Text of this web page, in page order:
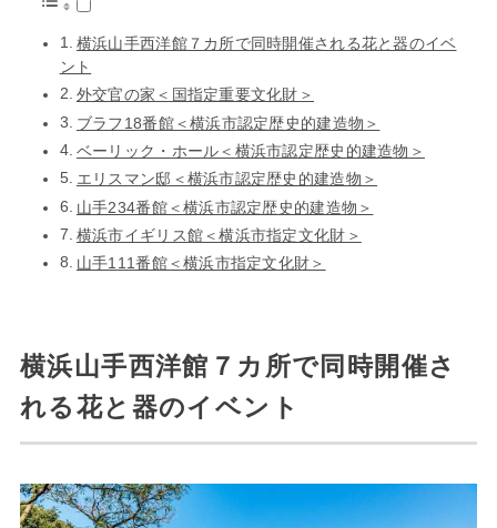
横浜山手西洋館７カ所で同時開催される花と器のイベ
ント
外交官の家＜国指定重要文化財＞
ブラフ18番館＜横浜市認定歴史的建造物＞
ベーリック・ホール＜横浜市認定歴史的建造物＞
エリスマン邸＜横浜市認定歴史的建造物＞
山手234番館＜横浜市認定歴史的建造物＞
横浜市イギリス館＜横浜市指定文化財＞
山手111番館＜横浜市指定文化財＞
横浜山手西洋館７カ所で同時開催さ
れる花と器のイベント